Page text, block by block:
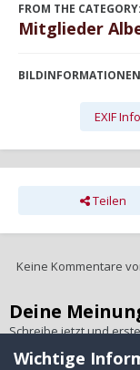
FROM THE CATEGORY:
Mitglieder
BILDINFORMATIONEN
EXIF
Teilen
Keine Kommentare
Deine
Schreibe jetzt und
ein Benutzerkonto hast,
Benutzernamen zu
Wichtige